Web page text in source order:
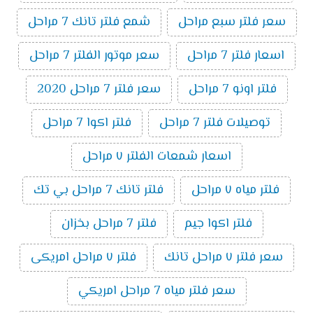
سعر فلتر سبع مراحل
شمع فلتر تانك 7 مراحل
اسعار فلتر 7 مراحل
سعر موتور الفلتر 7 مراحل
فلتر اونو 7 مراحل
سعر فلتر 7 مراحل 2020
توصيلات فلتر 7 مراحل
فلتر اكوا 7 مراحل
اسعار شمعات الفلتر ٧ مراحل
فلتر مياه ٧ مراحل
فلتر تانك 7 مراحل بي تك
فلتر اكوا جيم
فلتر 7 مراحل بخزان
سعر فلتر ٧ مراحل تانك
فلتر ٧ مراحل امريكى
سعر فلتر مياه 7 مراحل امريكي